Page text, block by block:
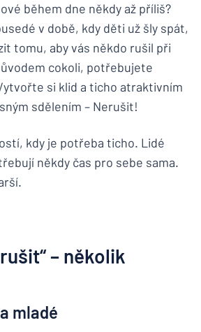
během dne někdy až příliš?
v době, kdy děti už šly spát,
tomu, aby vás někdo rušil při
cokoli, potřebujete
si klid a ticho atraktivním
sdělením – Nerušit!
kdy je potřeba ticho. Lidé
někdy čas pro sebe sama.
– několik
mladé